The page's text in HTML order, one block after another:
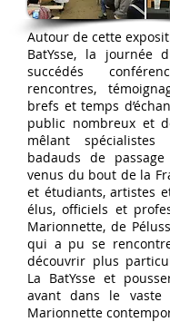
Autour de cette
BatYsse, la journée
succédés
rencontres,
brefs et temps
public nombreux et
mêlant spécialistes
badauds de
venus du bout de la
et étudiants, artistes
élus, officiels et
Marionnette, de
qui a pu se
découvrir plus
La BatYsse et
avant dans le vaste
Marionnette